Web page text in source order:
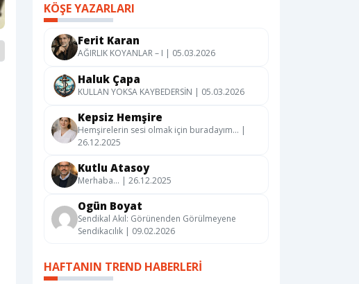
KÖŞE YAZARLARI
Ferit Karan
AĞIRLIK KOYANLAR – I | 05.03.2026
Haluk Çapa
KULLAN YOKSA KAYBEDERSİN | 05.03.2026
Kepsiz Hemşire
Hemşirelerin sesi olmak için buradayım… |
26.12.2025
Kutlu Atasoy
Merhaba… | 26.12.2025
Ogün Boyat
Sendikal Akıl: Görünenden Görülmeyene
Sendikacılık | 09.02.2026
HAFTANIN TREND HABERLERI